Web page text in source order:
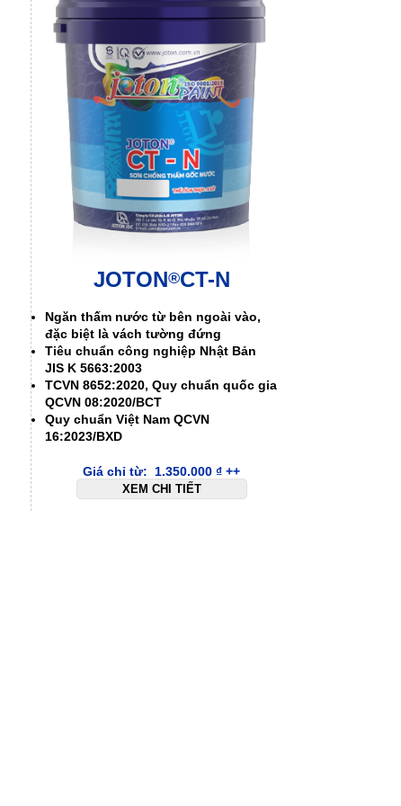
JOTON®CT-N
Ngăn thấm nước từ bên ngoài vào,
đặc biệt là vách tường đứng
Tiêu chuẩn công nghiệp Nhật Bản
JIS K 5663:2003
TCVN 8652:2020, Quy chuẩn quốc gia
QCVN 08:2020/BCT
Quy chuẩn Việt Nam QCVN
16:2023/BXD
Giá chỉ từ:1.350.000₫ ++
XEM CHI TIẾT